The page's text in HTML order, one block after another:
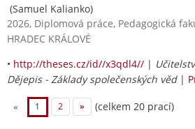
(Samuel Kalianko)
2026, Diplomová práce, Pedagogická
HRADEC KRÁLOVÉ
• http://theses.cz/id//x3qdl4// |
Dějepis - Základy společenských věd|
« 1 2 » (celkem 20 prací)